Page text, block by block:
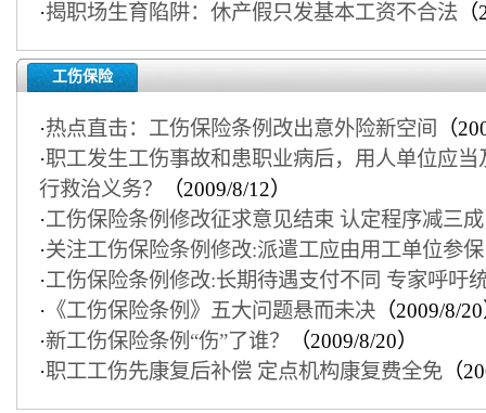
·揭职场生育陷阱：休产假只发基本工资不合法（
工伤保险
·热点直击：工伤保险条例改出意外险新空间
（
·职工发生工伤事故和患职业病后，用人单位应
行救治义务？
（2009/8/12）
·工伤保险条例修改征求意见结束 认定程序减三成
·关注工伤保险条例修改:派遣工应由用工单位参保
·工伤保险条例修改:长期待遇支付不同 专家呼吁
· 《工伤保险条例》五大问题悬而未决（2009/8/
·新工伤保险条例“伤”了谁？
（2009/8/20）
·职工工伤先康复后补偿 定点机构康复费全免（